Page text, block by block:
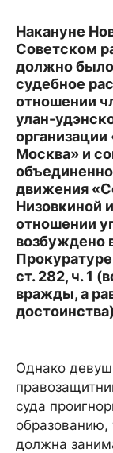
Накануне
Советском
должно было
судебное
отношении
улан-
Москва» и
движения
Низовкиной
отношении
возбуждено
ст. 282, ч. 1
вражды, а
Однако
суда
образованию,
должна